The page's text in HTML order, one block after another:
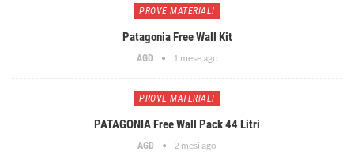
PROVE MATERIALI
Patagonia Free Wall Kit
AGD 1 mese ago
PROVE MATERIALI
PATAGONIA Free Wall Pack 44 Litri
AGD 2 mesi ago